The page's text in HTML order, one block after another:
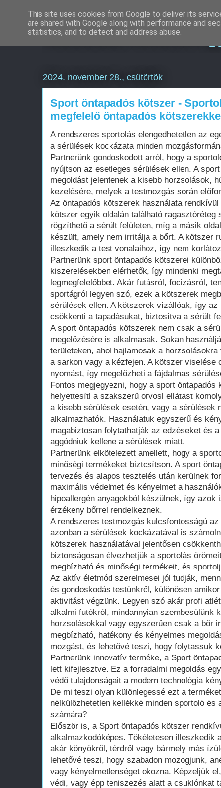
Weboldal készítés
2024. november 28., csütörtök
Sport öntapadós kötszer -
megfelelő öntapadós
A rendszeres sportolás elengedhetetlen az
a sérülések kockázata minden
Partnerünk gondoskodott arról, hogy a
nyújtson az esetleges sérülések ellen. A
megoldást jelentenek a kisebb horzsolások,
kezelésére, melyek a testmozgás során
Az öntapadós kötszerek használata
kötszer egyik oldalán található ragasztóréteg
rögzíthető a sérült felületen, míg a másik
készült, amely nem irritálja a bőrt. A kötszer
illeszkedik a test vonalaihoz, így nem
Partnerünk sport öntapadós kötszerei
kiszerelésekben elérhetők, így mindenki
legmegfelelőbbet. Akár futásról, focizásról,
sportágról legyen szó, ezek a kötszerek
sérülések ellen. A kötszerek vízállóak, így
csökkenti a tapadásukat, biztosítva a sérült
A sport öntapadós kötszerek nem csak a
megelőzésére is alkalmasak. Sokan
területeken, ahol hajlamosak a
a sarkon vagy a kézfejen. A kötszer viselése
nyomást, így megelőzheti a fájdalmas
Fontos megjegyezni, hogy a sport öntapadós
helyettesíti a szakszerű orvosi ellátást
a kisebb sérülések esetén, vagy a sérülések
alkalmazhatók. Használatuk egyszerű és
magabiztosan folytathatják az edzéseket és
aggódniuk kellene a sérülések miatt.
Partnerünk elkötelezett amellett, hogy a
minőségi termékeket biztosítson. A sport
tervezés és alapos tesztelés után kerülnek
maximális védelmet és kényelmet a
hipoallergén anyagokból készülnek, így azok
érzékeny bőrrel rendelkeznek.
A rendszeres testmozgás kulcsfontosságú
azonban a sérülések kockázatával is
kötszerek használatával jelentősen
biztonságosan élvezhetjük a sportolás
megbízható és minőségi termékeit, és
Az aktív életmód szerelmesei jól tudják,
és gondoskodás testünkről, különösen
aktivitást végzünk. Legyen szó akár profi
alkalmi futókról, mindannyian szembesülünk
horzsolásokkal vagy egyszerűen csak a bőr
megbízható, hatékony és kényelmes
mozgást, és lehetővé teszi, hogy folytassuk
Partnerünk innovatív terméke, a Sport
lett kifejlesztve. Ez a forradalmi megoldás
védő tulajdonságait a modern technológia
De mi teszi olyan különlegessé ezt a
nélkülözhetetlen kellékké minden sportoló és
számára?
Először is, a Sport öntapadós kötszer
alkalmazkodóképes. Tökéletesen illeszkedik
akár könyökről, térdről vagy bármely más
lehetővé teszi, hogy szabadon mozogjunk,
vagy kényelmetlenséget okozna. Képzeljük
védi, vagy épp teniszezés alatt a csuklónkat
This site uses cookies from Google to deliver its
are shared with Google along with performance and
statistics, and to detect and address abuse.